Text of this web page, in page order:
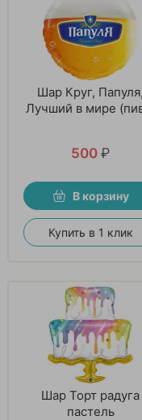
Шар Круг, Папуля,
Лучший в мире
500 ₽
В корзину
Купить в 1 клик
Шар Торт радуга
пастель